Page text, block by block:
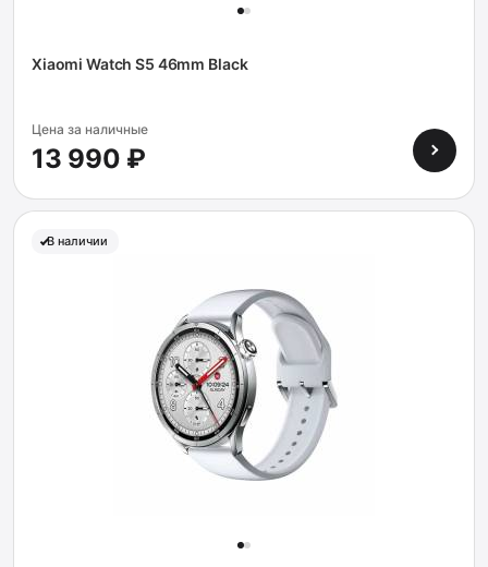
Xiaomi Watch S5 46mm Black
Цена за наличные
13 990 ₽
В наличии